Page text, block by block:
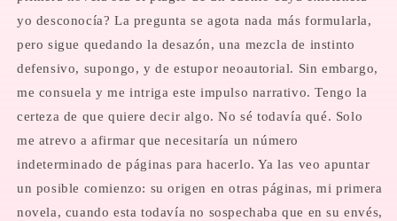
yo desconocía? La pregunta se agota nada más formularla,
pero sigue quedando la desazón, una mezcla de instinto
defensivo, supongo, y de estupor neoautorial. Sin embargo,
me consuela y me intriga este impulso narrativo. Tengo la
certeza de que quiere decir algo. No sé todavía qué. Solo
me atrevo a afirmar que necesitaría un número
indeterminado de páginas para hacerlo. Ya las veo apuntar
un posible comienzo: su origen en otras páginas, mi primera
novela, cuando esta todavía no sospechaba que en su envés,